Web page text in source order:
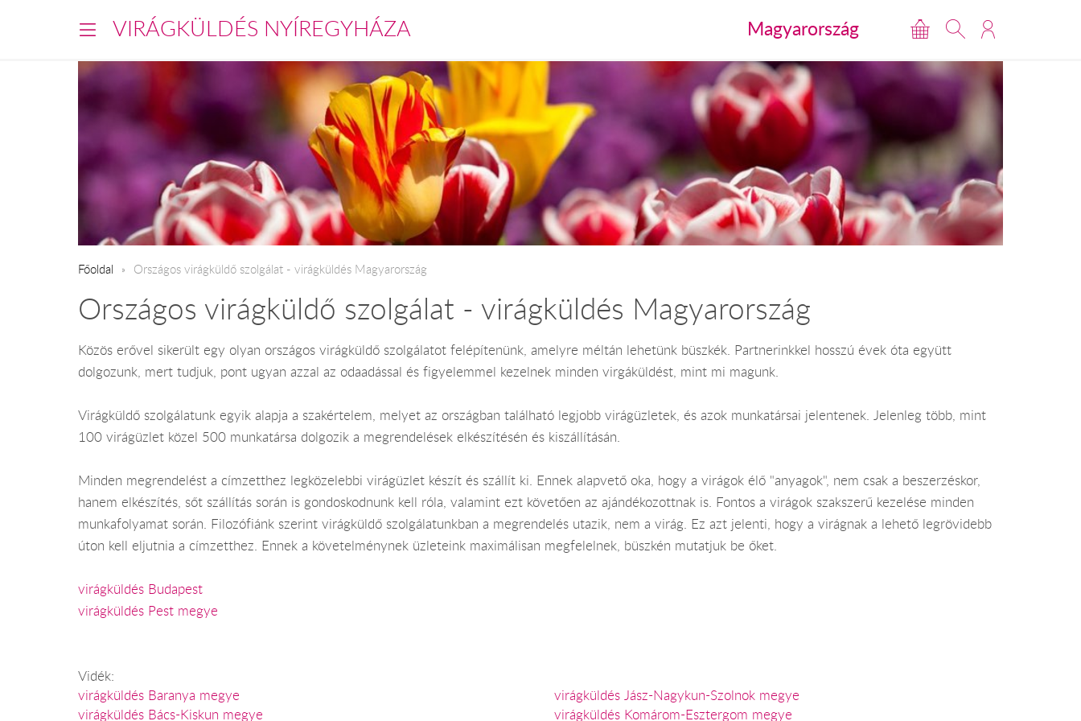
VIRÁGKÜLDÉS NYÍREGYHÁZA Magyarország
Főoldal Országos virágküldő szolgálat - virágküldés Magyarország
Országos virágküldő szolgálat - virágküldés Magyarország
Közös erővel sikerült egy olyan országos virágküldő szolgálatot felépítenünk, amelyre méltán lehetünk büszkék. Partnerinkkel hosszú évek óta együtt
dolgozunk, mert tudjuk, pont ugyan azzal az odaadással és figyelemmel kezelnek minden virgáküldést, mint mi magunk.
Virágküldő szolgálatunk egyik alapja a szakértelem, melyet az országban található legjobb virágüzletek, és azok munkatársai jelentenek. Jelenleg több, mint
100 virágüzlet közel 500 munkatársa dolgozik a megrendelések elkészítésén és kiszállításán.
Minden megrendelést a címzetthez legközelebbi virágüzlet készít és szállít ki. Ennek alapvető oka, hogy a virágok élő "anyagok", nem csak a beszerzéskor,
hanem elkészítés, sőt szállítás során is gondoskodnunk kell róla, valamint ezt követően az ajándékozottnak is. Fontos a virágok szakszerű kezelése minden
munkafolyamat során. Filozófiánk szerint virágküldő szolgálatunkban a megrendelés utazik, nem a virág. Ez azt jelenti, hogy a virágnak a lehető legrövidebb
úton kell eljutnia a címzetthez. Ennek a követelménynek üzleteink maximálisan megfelelnek, büszkén mutatjuk be őket.
virágküldés Budapest
virágküldés Pest megye
Vidék:
virágküldés Baranya megye
virágküldés Bács-Kiskun megye
virágküldés Jász-Nagykun-Szolnok megye
virágküldés Komárom-Esztergom megye